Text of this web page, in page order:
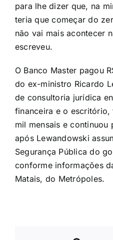
para lhe dizer que, na
teria que começar do
não vai mais acontecer
escreveu.
O Banco Master pagou
do ex-ministro Ricardo
de consultoria jurídica
financeira e o
mil mensais e continuou
após Lewandowski
Segurança Pública do
conforme informações
Matais, do Metrópoles.